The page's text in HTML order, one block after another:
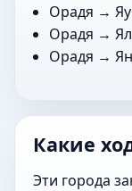
Орадя →
Орадя →
Орадя →
Какие
Эти города